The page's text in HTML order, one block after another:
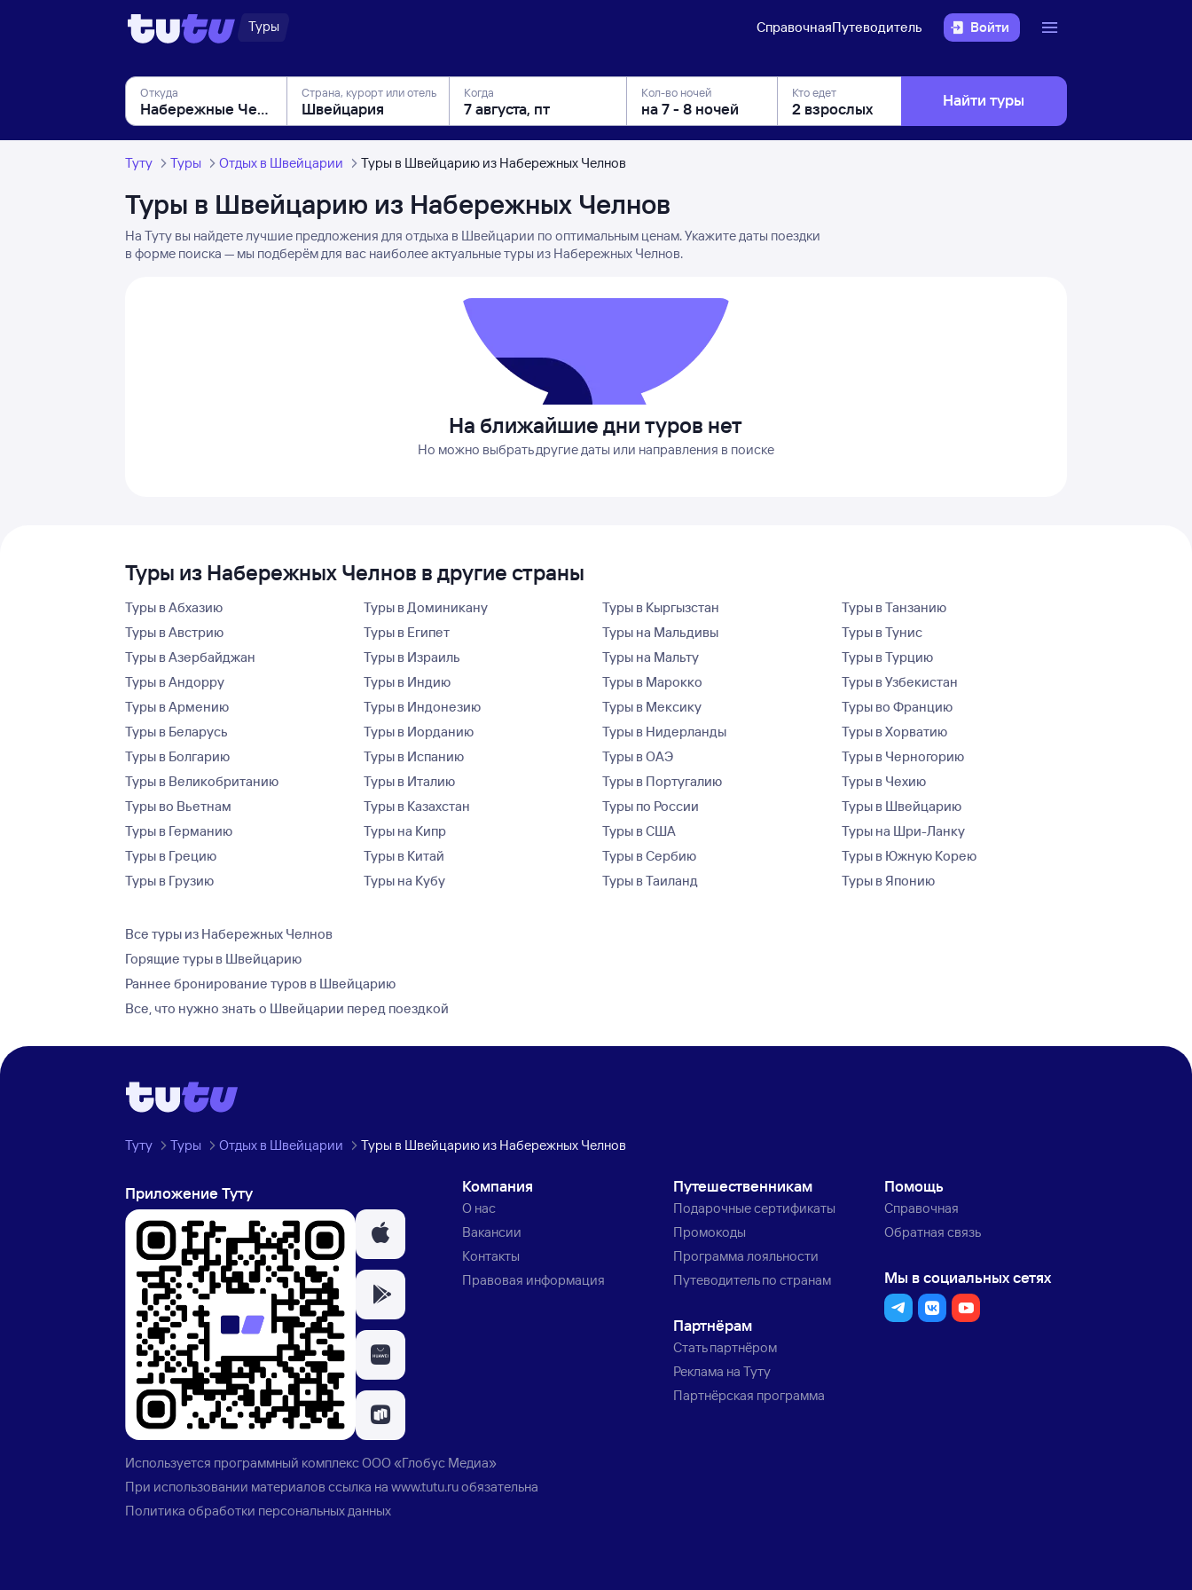
Туры СправочнаяПутеводитель Войти
Откуда Страна, курорт или отель Когда Кол-во ночей Кто едет Найти туры
Туту Туры Отдых в Швейцарии Туры в Швейцарию из Набережных Челнов
Туры в Швейцарию из Набережных Челнов
На Туту вы найдете лучшие предложения для отдыха в Швейцарии по оптимальным ценам. Укажите даты поездки
в форме поиска — мы подберём для вас наиболее актуальные туры из Набережных Челнов.
На ближайшие дни туров нет
Но можно выбрать другие даты или направления в поиске
Туры из Набережных Челнов в другие страны
Туры в Абхазию
Туры в Австрию
Туры в Азербайджан
Туры в Андорру
Туры в Армению
Туры в Беларусь
Туры в Болгарию
Туры в Великобританию
Туры во Вьетнам
Туры в Германию
Туры в Грецию
Туры в Грузию
Туры в Доминикану
Туры в Египет
Туры в Израиль
Туры в Индию
Туры в Индонезию
Туры в Иорданию
Туры в Испанию
Туры в Италию
Туры в Казахстан
Туры на Кипр
Туры в Китай
Туры на Кубу
Туры в Кыргызстан
Туры на Мальдивы
Туры на Мальту
Туры в Марокко
Туры в Мексику
Туры в Нидерланды
Туры в ОАЭ
Туры в Португалию
Туры по России
Туры в США
Туры в Сербию
Туры в Таиланд
Туры в Танзанию
Туры в Тунис
Туры в Турцию
Туры в Узбекистан
Туры во Францию
Туры в Хорватию
Туры в Черногорию
Туры в Чехию
Туры в Швейцарию
Туры на Шри-Ланку
Туры в Южную Корею
Туры в Японию
Все туры из Набережных Челнов
Горящие туры в Швейцарию
Раннее бронирование туров в Швейцарию
Все, что нужно знать о Швейцарии перед поездкой
Туту Туры Отдых в Швейцарии Туры в Швейцарию из Набережных Челнов
Приложение Туту Компания
О нас
Вакансии
Контакты
Правовая информация
Путешественникам
Подарочные сертификаты
Промокоды
Программа лояльности
Путеводитель по странам
Партнёрам
Стать партнёром
Реклама на Туту
Партнёрская программа
Помощь
Справочная
Обратная связь
Мы в социальных сетях
Используется программный комплексООО «Глобус Медиа»
При использовании материалов ссылка наwww.tutu.ruобязательна
Политика обработки персональных данных